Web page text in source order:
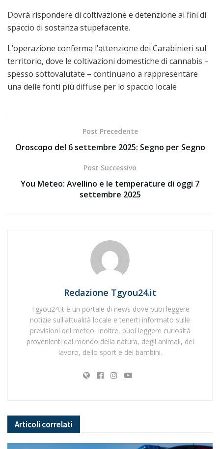
Dovrà rispondere di coltivazione e detenzione ai fini di
spaccio di sostanza stupefacente.
L’operazione conferma l’attenzione dei Carabinieri sul
territorio, dove le coltivazioni domestiche di cannabis –
spesso sottovalutate – continuano a rappresentare
una delle fonti più diffuse per lo spaccio locale
Post Precedente
Oroscopo del 6 settembre 2025: Segno per Segno
Post Successivo
You Meteo: Avellino e le temperature di oggi 7
settembre 2025
Redazione Tgyou24.it
Tgyou24.it è un portale di news dove puoi leggere
notizie sull'attualità locale e tenerti informato sulle
previsioni del meteo. Inoltre, puoi leggere curiosità
provenienti dal mondo della natura, degli animali, del
lavoro, dello sport e dei bambini.
Articoli correlati